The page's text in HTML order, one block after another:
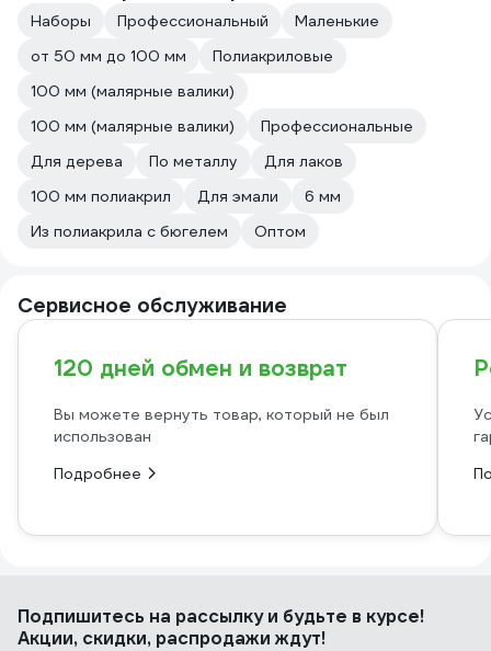
Наборы Профессиональный
Маленькие
от 50 мм до 100 мм
Полиакриловые
100 мм (малярные валики)
100 мм (малярные валики)
Профессиональные
Для дерева
По металлу
Для лаков
100 мм полиакрил
Для эмали
6 мм
Из полиакрила с бюгелем
Оптом
Сервисное обслуживание
120 дней обмен и возврат
Вы можете вернуть товар, который не был
использован
Подробнее
Подпишитесь на рассылкуи будьте в курсе!
Акции, скидки, распродажи ждут!